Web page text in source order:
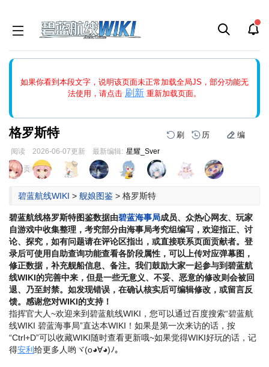
如果你看到本段文字，说明该页面未正常加载全局JS，部分功能无
法使用，请点击 刷新 重新加载页面。
能中的刷新按钮清除页面缓存并刷新，如果还有问题，请多尝试几
格罗斯特 刷 历 编
阅读 2026-06-07更新 最新编辑: 星耀_Sver
跳
到
跳
到
页面贡献者 :
碧蓝航线WIKI > 舰娘图鉴 > 格罗斯特
碧蓝航线格罗斯特图鉴数据由碧蓝海事局成员、众热心网友、玩家
自游戏中收集整理，考究部分由海事局考究组编写，欢迎指正、讨
论、探究，如有问题请在评论区指出，或直接联系页面贡献者。登
录后可使用自助查询功能查看各阶段属性，可以上传对应弹幕图，
修正数据，补充舰船信息、备注。我们鼓励大家一起参与到碧蓝航
线WIKI的完善中来，但是一些无意义、不妥、恶意的修改则会被回
退、乃至封禁。如发现错误，在确认核实后可编辑修改，或留言反
馈。感谢您对WIKI的支持！
指挥官大人~欢迎来到碧蓝航线WIKI，您可以通过百度搜索“碧蓝航
线WIKI 碧蓝海事局”直达本WIKI！如果是第一次来访的话，按
“Ctrl+D”可以收藏WIKI随时查看更新哦~如果觉得WIKI好玩的话，记
得安利 给更多人哟ヾ(o◕∀◕)ﾉ。